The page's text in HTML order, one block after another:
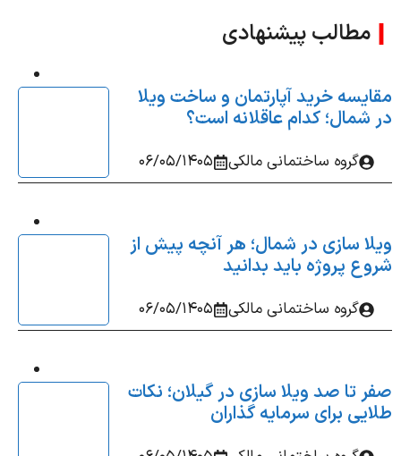
مطالب پیشنهادی
خرید آپارتمان و ساخت ویلا
کدام عاقلانه‌ است؟
06/05/1405 گروه ساختمانی مالکی
سازی در شمال؛ هر آنچه پیش از
پروژه باید بدانید
06/05/1405 گروه ساختمانی مالکی
تا صد ویلا سازی در گیلان؛ نکات
برای سرمایه‌ گذاران